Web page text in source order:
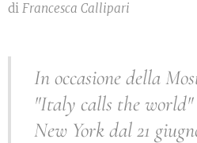
di Francesca Callipari
In occasione della
"Italy calls the world"
New York dal 21